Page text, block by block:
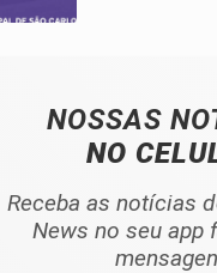
NOSSAS
NO
Receba as notícias
News no seu app